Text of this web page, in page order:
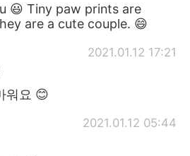
😃 Tiny paw prints are
are a cute couple. 😄
2021.01.12 17:21
워요 😊
2021.01.12 05:44